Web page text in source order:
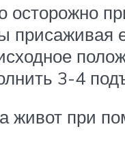
осторожно
присаживая
3-4
живот при